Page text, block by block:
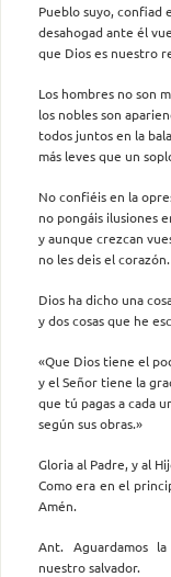
Pueblo suyo, confiad
desahogad ante él
que Dios es nuestro
Los hombres no son
los nobles son
todos juntos en la
más leves que un
No confiéis en la
no pongáis ilusiones
y aunque crezcan
no les deis el corazón.
Dios ha dicho una
y dos cosas que he
«Que Dios tiene el
y el Señor tiene la
que tú pagas a cada
según sus obras.»
Gloria al Padre, y al
Como era en el
Amén.
Ant. Aguardamos
nuestro salvador.